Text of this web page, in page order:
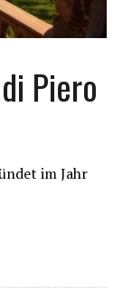
Piero
im Jahr